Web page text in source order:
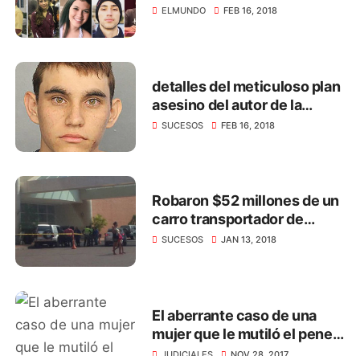
ELMUNDO FEB 16, 2018
detalles del meticuloso plan
asesino del autor de la
masacre de Florida
SUCESOS FEB 16, 2018
Robaron $52 millones de un
carro transportador de
valores en centro comercial
SUCESOS JAN 13, 2018
El aberrante caso de una
mujer que le mutiló el pene a
su amante con una tijera